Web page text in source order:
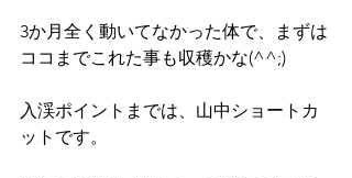
3か月全く動いてなかった体で、まずは
ココまでこれた事も収穫かな(^^;)
入渓ポイントまでは、山中ショートカ
ットです。